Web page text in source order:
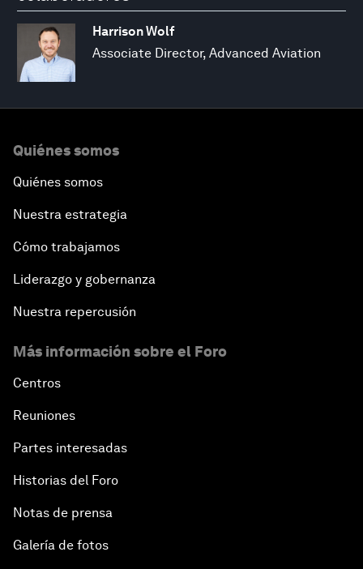
Harrison Wolf
Associate Director, Advanced Aviation
Quiénes somos
Quiénes somos
Nuestra estrategia
Cómo trabajamos
Liderazgo y gobernanza
Nuestra repercusión
Más información sobre el Foro
Centros
Reuniones
Partes interesadas
Historias del Foro
Notas de prensa
Galería de fotos